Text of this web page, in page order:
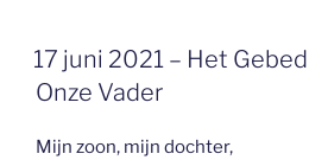
GEPLAATST
OP
17 juni 2021 – Het
Onze Vader
Mijn zoon, mijn dochter,